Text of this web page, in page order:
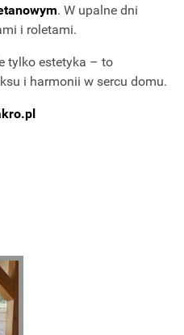
. W upalne dni
i roletami.
tylko estetyka – to
i harmonii w sercu domu.